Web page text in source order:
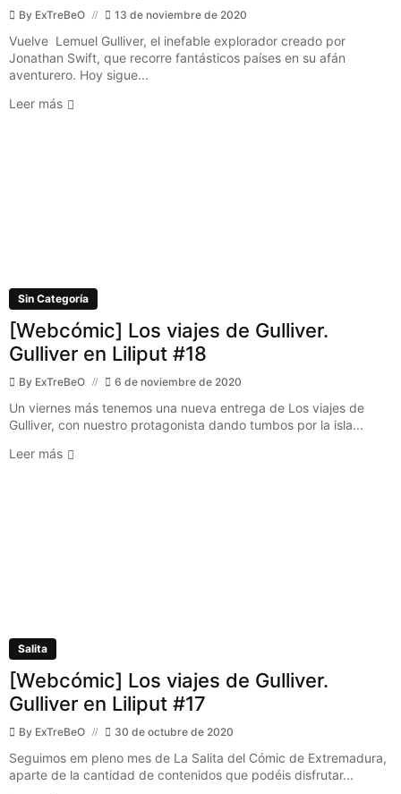
By ExTreBeO 13 de noviembre de 2020
Vuelve Lemuel Gulliver, el inefable explorador creado por
Jonathan Swift, que recorre fantásticos países en su afán
aventurero. Hoy sigue...
Leer más
Sin Categoría
[Webcómic] Los viajes de Gulliver.
Gulliver en Liliput #18
By ExTreBeO 6 de noviembre de 2020
Un viernes más tenemos una nueva entrega de Los viajes de
Gulliver, con nuestro protagonista dando tumbos por la isla...
Leer más
Salita
[Webcómic] Los viajes de Gulliver.
Gulliver en Liliput #17
By ExTreBeO 30 de octubre de 2020
Seguimos em pleno mes de La Salita del Cómic de Extremadura,
aparte de la cantidad de contenidos que podéis disfrutar...